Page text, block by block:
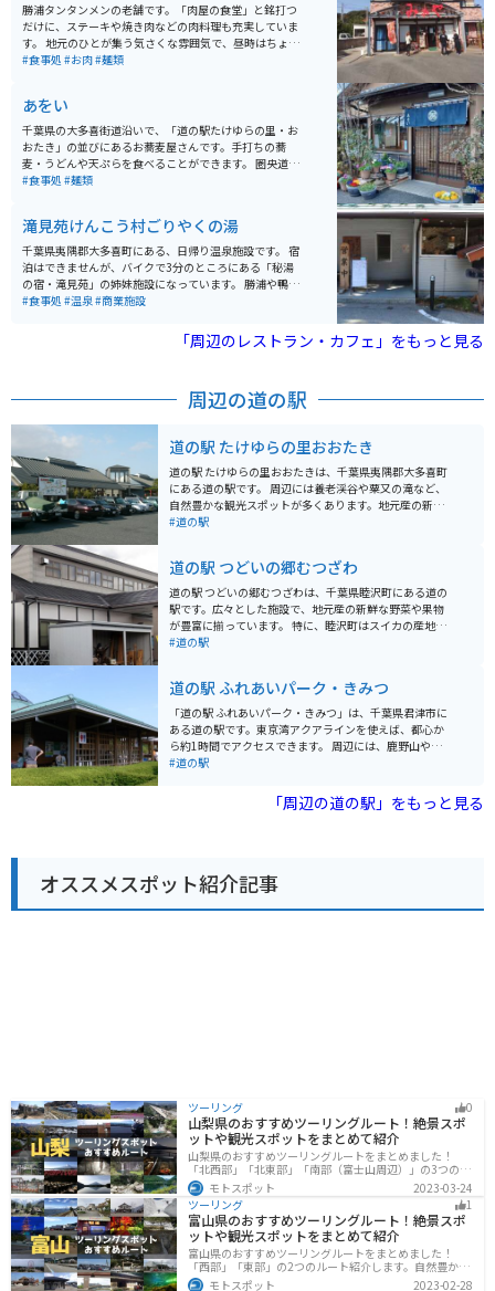
勝浦タンタンメンの老舗です。「肉屋の食堂」と銘打つ
だけに、ステーキや焼き肉などの肉料理も充実していま
す。 地元のひとが集う気さくな雰囲気で、昼時はちょっ
と混みます。子連れで訪れる家族なども多く、店内は賑
#食事処 #お肉#麺類
あをい
千葉県の大多喜街道沿いで、「道の駅たけゆらの里・お
おたき」の並びにあるお蕎麦屋さんです。手打ちの蕎
麦・うどんや天ぷらを食べることができます。 圏央道・
市原鶴舞インターと勝浦市街のちょうど中間ぐらいにあ
ます。隣にファミリーマートがあるので、ランチ休憩つ
いでに買い物もしたい時など便利です。
#食事処 #麺類
滝見苑けんこう村ごりやくの湯
千葉県夷隅郡大多喜町にある、日帰り温泉施設です。 宿
泊はできませんが、バイクで3分のところにある「秘湯
の宿・滝見苑」の姉妹施設になっています。 勝浦や鴨川
からバイクで30分ほどの距離ですが、秘湯という表現が
でには、ちょっとした山道で適度なワインディングを楽
#食事処 #温泉#商業施設
「周辺のレストラン・カフェ」をもっと見る
周辺の道の駅
道の駅 たけゆらの里おおたき
道の駅 たけゆらの里おおたきは、千葉県夷隅郡大多喜町
にある道の駅です。 周辺には養老渓谷や粟又の滝など、
自然豊かな観光スポットが多くあります。地元産の新鮮
な野菜や果物が並ぶ農産物直売所や、大多喜町の名産品
す。養老渓谷周辺はワインディングロードも続くので、
ツーリングにも最適なエリアです。 春にはたけのこ、秋
には栗など、四季折々の味覚も楽しむことができます。
また、大多喜町は「いすみ鉄道」も有名なので、合わせ
て観光するのもおすすめです。
#道の駅
道の駅 つどいの郷むつざわ
道の駅 つどいの郷むつざわは、千葉県睦沢町にある道の
駅です。広々とした施設で、地元産の新鮮な野菜や果物
が豊富に揃っています。 特に、睦沢町はスイカの産地と
して知られており、夏には採れたての甘いスイカが店頭
場があるので安心です。道の駅周辺には、田園風景が広
がり、のどかなツーリングを楽しむことができます。印
旛沼や九十九里浜も比較的近いので、足を延ばしてみる
のも良いでしょう。
#道の駅
道の駅 ふれあいパーク・きみつ
「道の駅 ふれあいパーク・きみつ」は、千葉県君津市に
ある道の駅です。東京湾アクアラインを使えば、都心か
ら約1時間でアクセスできます。 周辺には、鹿野山やマ
ザー牧場、濃溝の滝など、自然豊かな観光スポットがた
持ち良いコースなので、ツーリングにもおすすめです。
道の駅には、地元の新鮮な農産物が販売されているほ
「君津ふるさと物産館」では、君津市や周辺地域の特産
品を販売しています。
#道の駅
「周辺の道の駅」をもっと見る
オススメスポット紹介記事
ツーリング 0
山梨県のおすすめツーリングルート！絶景スポ
ットや観光スポットをまとめて紹介
山梨県のおすすめツーリングルートをまとめました！
「北西部」「北東部」「南部（富士山周辺）」の3つのル
ート紹介します。富士山を中心に自然豊かな景色や食事
を楽しめるスポットが多数あります。バイクで山梨県に
ツーリングに行く際は参考にしてください。
モトスポット
2023-03-24
ツーリング
1
富山県のおすすめツーリングルート！絶景スポ
ットや観光スポットをまとめて紹介
富山県のおすすめツーリングルートをまとめました！
「西部」「東部」の2つのルート紹介します。自然豊かな
山と海、温泉が充実しており、美術館などもあるので、
モトスポット 2023-02-28